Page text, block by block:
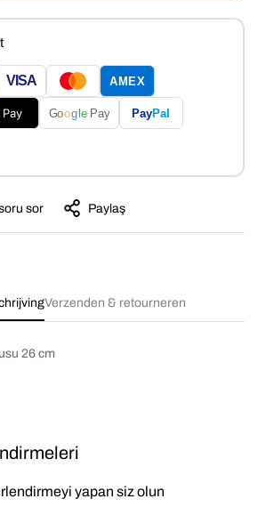
VISA AMEX
Pay Goog le Pay PayPal
sor Paylaş
Verzenden & retourneren
26 cm
yapan siz olun